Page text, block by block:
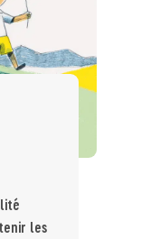
les